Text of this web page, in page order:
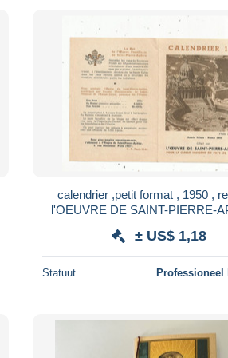
calendrier ,petit format , 1950 ,
l'OEUVRE DE SAINT-PIERRE-
± US$ 1,18
Statuut Professioneel